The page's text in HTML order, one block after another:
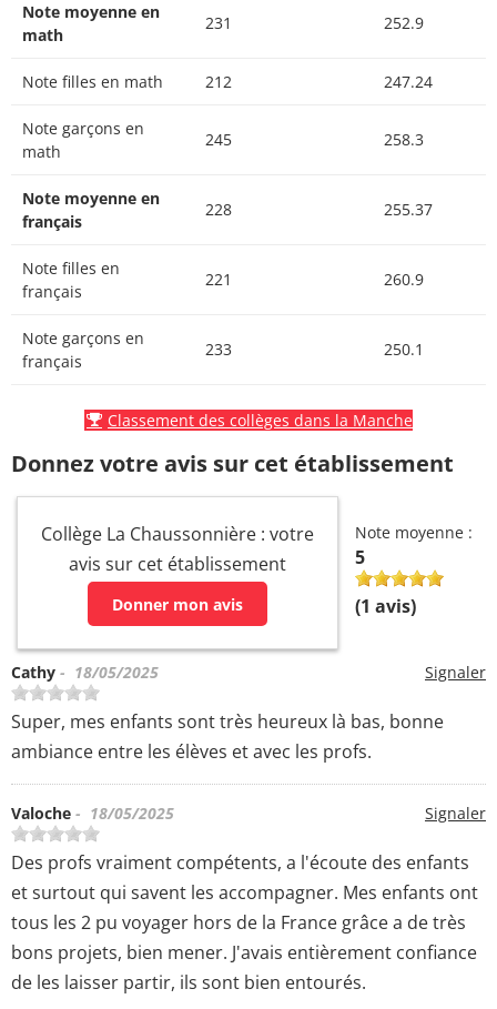
Note moyenne en
math
231 252.9
Note filles en math 212 247.24
Note garçons en
math
245 258.3
Note moyenne en
français
228 255.37
Note filles en
français
221 260.9
Note garçons en
français
233 250.1
Classement des collèges dans la Manche
Donnez votre avis sur cet établissement
Collège La Chaussonnière : votre
avis sur cet établissement
Donner mon avis
Note moyenne :
5
(1 avis)
Signaler
Cathy - 18/05/2025
Super, mes enfants sont très heureux là bas, bonne
ambiance entre les élèves et avec les profs.
Signaler
Valoche - 18/05/2025
Des profs vraiment compétents, a l'écoute des enfants
et surtout qui savent les accompagner. Mes enfants ont
tous les 2 pu voyager hors de la France grâce a de très
bons projets, bien mener. J'avais entièrement confiance
de les laisser partir, ils sont bien entourés.